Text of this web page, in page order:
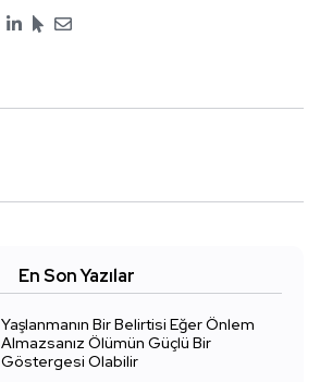
En Son Yazılar
Yaşlanmanın Bir Belirtisi Eğer Önlem
Almazsanız Ölümün Güçlü Bir
Göstergesi Olabilir